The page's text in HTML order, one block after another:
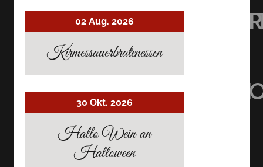
RESTAURANT
AUF
TRIPADVISOR
AUF
INSTAGRAM
AUF
Hauptstraße 118
02 Aug. 2026
Kirmessauerbratenessen
30 Okt. 2026
Hallo Wein an
Halloween